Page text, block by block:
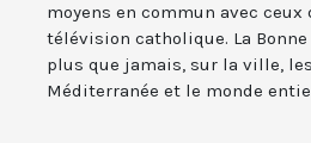
moyens en commun avec ceux
télévision catholique. La
plus que jamais, sur la ville,
Méditerranée et le monde